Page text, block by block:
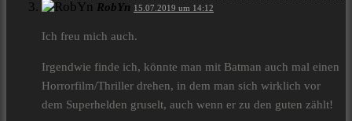
RobYn 15.07.2019 um 14:12
Ich freu mich auch.
Irgendwie finde ich, könnte man mit Batman auch mal einen
Horrorfilm/Thriller drehen, in dem man sich wirklich vor
dem Superhelden gruselt, auch wenn er zu den guten zählt!